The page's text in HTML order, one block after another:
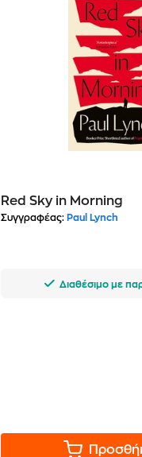
Red Sky in Morning
Συγγραφέας:Paul Lynch
Διαθέσιμο με